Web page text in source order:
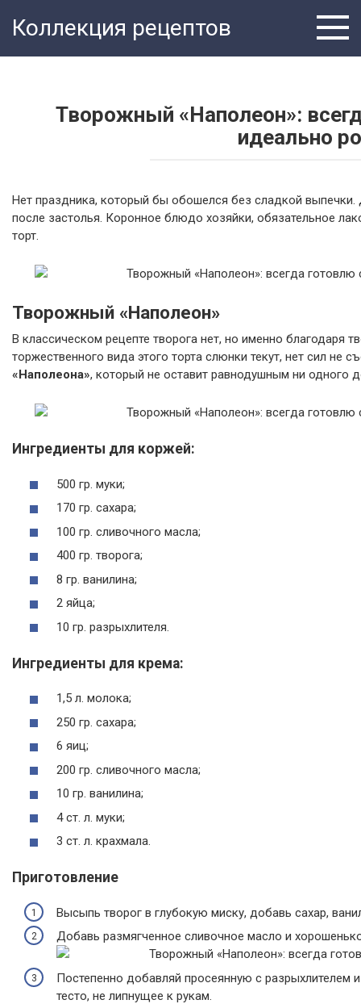
Коллекция рецептов
Творожный «Наполеон»:
идеально
Нет праздника, который бы обошелся без сладкой
после застолья. Коронное блюдо хозяйки, обязательное
торт.
Творожный «Наполеон»
В классическом рецепте творога нет, но именно благодаря
торжественного вида этого торта слюнки текут, нет сил не
«Наполеона», который не оставит равнодушным ни одного
Ингредиенты для коржей:
500 гр. муки;
170 гр. сахара;
100 гр. сливочного масла;
400 гр. творога;
8 гр. ванилина;
2 яйца;
10 гр. разрыхлителя.
Ингредиенты для крема:
1,5 л. молока;
250 гр. сахара;
6 яиц;
200 гр. сливочного масла;
10 гр. ванилина;
4 ст. л. муки;
3 ст. л. крахмала.
Приготовление
Высыпь творог в глубокую миску, добавь сахар,
Добавь размягченное сливочное масло и
Постепенно добавляй просеянную с разрыхлителем
тесто, не липнущее к рукам.